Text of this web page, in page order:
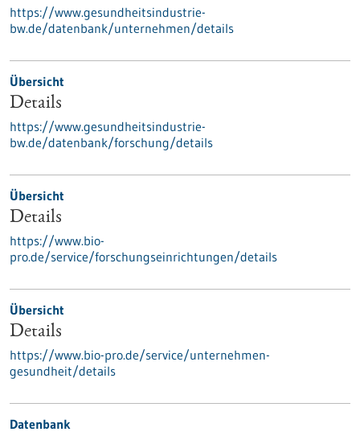
https://www.gesundheitsindustrie-
bw.de/datenbank/unternehmen/details
Übersicht
Details
https://www.gesundheitsindustrie-
bw.de/datenbank/forschung/details
Übersicht
Details
https://www.bio-
pro.de/service/forschungseinrichtungen/details
Übersicht
Details
https://www.bio-pro.de/service/unternehmen-
gesundheit/details
Datenbank